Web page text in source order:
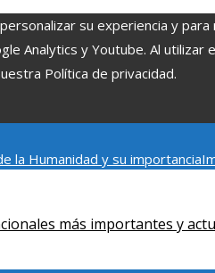
su experiencia y
Analytics y Youtube. Al
Política de privacidad.
la Humanidad y su importancia
económica en Bosnia y
más importantes y